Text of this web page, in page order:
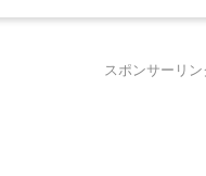
スポンサーリン